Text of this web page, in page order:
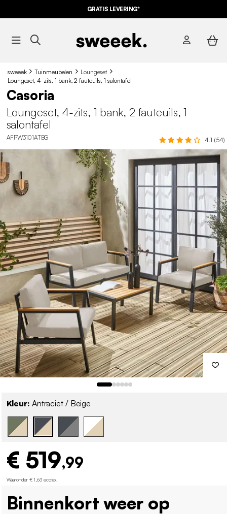
GRATIS LEVERING*
sweeek Tuinmeubelen
Loungeset
Loungeset, 4-zits, 1 bank, 2 fauteuils, 1 salontafel
Casoria
Loungeset, 4-zits, 1 bank, 2 fauteuils, 1
salontafel
AFPW3101ATBG 4.1 (54)
Kleur: Antraciet / Beige
€ 519,99
Waaronder € 1,63 ecotax
Binnenkort weer op